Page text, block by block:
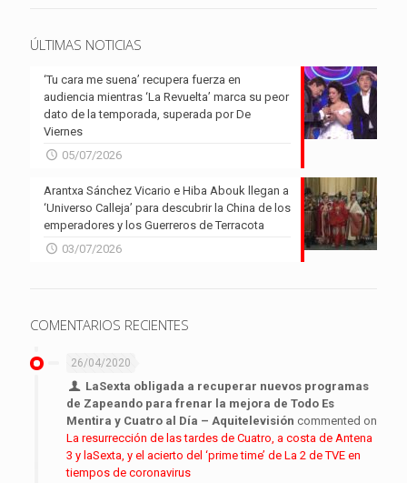
ÚLTIMAS NOTICIAS
‘Tu cara me suena’ recupera fuerza en
audiencia mientras ‘La Revuelta’ marca su peor
dato de la temporada, superada por De
Viernes
05/07/2026
Arantxa Sánchez Vicario e Hiba Abouk llegan a
‘Universo Calleja’ para descubrir la China de los
emperadores y los Guerreros de Terracota
03/07/2026
COMENTARIOS RECIENTES
26/04/2020
LaSexta obligada a recuperar nuevos programas
de Zapeando para frenar la mejora de Todo Es
Mentira y Cuatro al Día – Aquitelevisión commented on
La resurrección de las tardes de Cuatro, a costa de Antena
3 y laSexta, y el acierto del ‘prime time’ de La 2 de TVE en
tiempos de coronavirus